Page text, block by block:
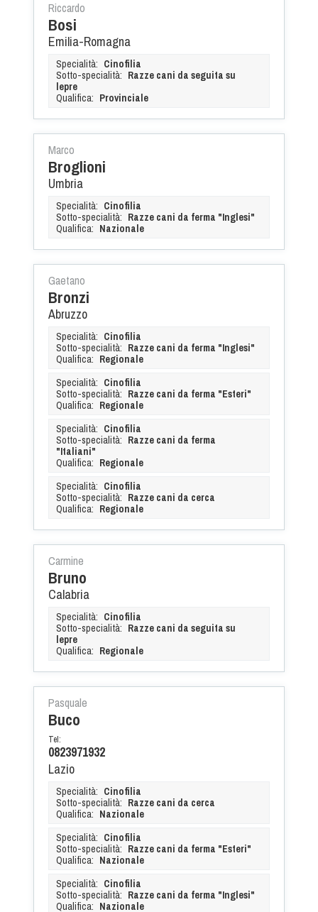
Riccardo
Bosi
Emilia-Romagna
Specialità: Cinofilia
Sotto-specialità: Razze cani da seguita su
lepre
Qualifica: Provinciale
Marco
Broglioni
Umbria
Specialità: Cinofilia
Sotto-specialità: Razze cani da ferma "Inglesi"
Qualifica: Nazionale
Gaetano
Bronzi
Abruzzo
Specialità: Cinofilia
Sotto-specialità: Razze cani da ferma "Inglesi"
Qualifica: Regionale
Specialità: Cinofilia
Sotto-specialità: Razze cani da ferma "Esteri"
Qualifica: Regionale
Specialità: Cinofilia
Sotto-specialità: Razze cani da ferma
"Italiani"
Qualifica: Regionale
Specialità: Cinofilia
Sotto-specialità: Razze cani da cerca
Qualifica: Regionale
Carmine
Bruno
Calabria
Specialità: Cinofilia
Sotto-specialità: Razze cani da seguita su
lepre
Qualifica: Regionale
Pasquale
Buco
Tel:
0823971932
Lazio
Specialità: Cinofilia
Sotto-specialità: Razze cani da cerca
Qualifica: Nazionale
Specialità: Cinofilia
Sotto-specialità: Razze cani da ferma "Esteri"
Qualifica: Nazionale
Specialità: Cinofilia
Sotto-specialità: Razze cani da ferma "Inglesi"
Qualifica: Nazionale